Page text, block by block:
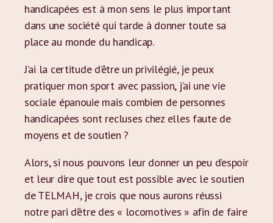
handicapées est à mon sens le plus important
dans une société qui tarde à donner toute sa
place au monde du handicap.
J’ai la certitude d’être un privilégié, je peux
pratiquer mon sport avec passion, j’ai une vie
sociale épanouie mais combien de personnes
handicapées sont recluses chez elles faute de
moyens et de soutien ?
Alors, si nous pouvons leur donner un peu d’espoir
et leur dire que tout est possible avec le soutien
de TELMAH, je crois que nous aurons réussi
notre pari d’être des « locomotives » afin de faire